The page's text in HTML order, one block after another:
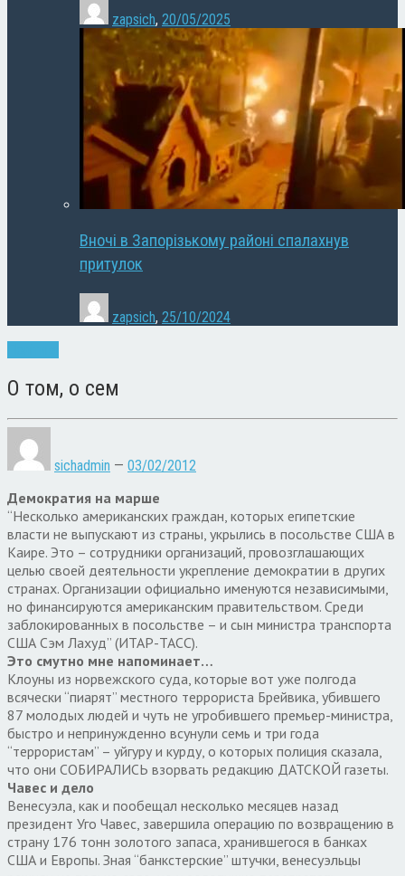
zapsich, 20/05/2025
Вночі в Запорізькому районі спалахнув
притулок
zapsich, 25/10/2024
О том, о сем
sichadmin — 03/02/2012
Демократия на марше
“Несколько американских граждан, которых египетские
власти не выпускают из страны, укрылись в посольстве США в
Каире. Это – сотрудники организаций, провозглашающих
целью своей деятельности укрепление демократии в других
странах. Организации официально именуются независимыми,
но финансируются американским правительством. Среди
заблокированных в посольстве – и сын министра транспорта
США Сэм Лахуд” (ИТАР-ТАСС).
Это смутно мне напоминает…
Клоуны из норвежского суда, которые вот уже полгода
всячески “пиарят” местного террориста Брейвика, убившего
87 молодых людей и чуть не угробившего премьер-министра,
быстро и непринужденно всунули семь и три года
“террористам” – уйгуру и курду, о которых полиция сказала,
что они СОБИРАЛИСЬ взорвать редакцию ДАТСКОЙ газеты.
Чавес и дело
Венесуэла, как и пообещал несколько месяцев назад
президент Уго Чавес, завершила операцию по возвращению в
страну 176 тонн золотого запаса, хранившегося в банках
США и Европы. Зная “банкстерские” штучки, венесуэльцы